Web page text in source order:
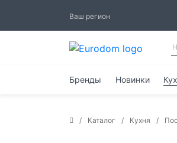
Ваш регион
Бренды Новинки
Каталог Кухня